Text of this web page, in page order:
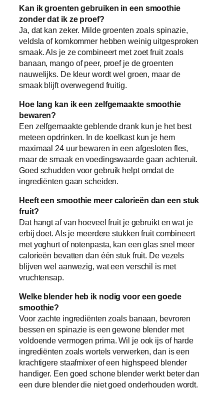
Kan ik groenten gebruiken in een smoothie
zonder dat ik ze proef?
Ja, dat kan zeker. Milde groenten zoals spinazie,
veldsla of komkommer hebben weinig uitgesproken
smaak. Als je ze combineert met zoet fruit zoals
banaan, mango of peer, proef je de groenten
nauwelijks. De kleur wordt wel groen, maar de
smaak blijft overwegend fruitig.
Hoe lang kan ik een zelfgemaakte smoothie
bewaren?
Een zelfgemaakte geblende drank kun je het best
meteen opdrinken. In de koelkast kun je hem
maximaal 24 uur bewaren in een afgesloten fles,
maar de smaak en voedingswaarde gaan achteruit.
Goed schudden voor gebruik helpt omdat de
ingrediënten gaan scheiden.
Heeft een smoothie meer calorieën dan een stuk
fruit?
Dat hangt af van hoeveel fruit je gebruikt en wat je
erbij doet. Als je meerdere stukken fruit combineert
met yoghurt of notenpasta, kan een glas snel meer
calorieën bevatten dan één stuk fruit. De vezels
blijven wel aanwezig, wat een verschil is met
vruchtensap.
Welke blender heb ik nodig voor een goede
smoothie?
Voor zachte ingrediënten zoals banaan, bevroren
bessen en spinazie is een gewone blender met
voldoende vermogen prima. Wil je ook ijs of harde
ingrediënten zoals wortels verwerken, dan is een
krachtigere staafmixer of een highspeed blender
handiger. Een goed schone blender werkt beter dan
een dure blender die niet goed onderhouden wordt.